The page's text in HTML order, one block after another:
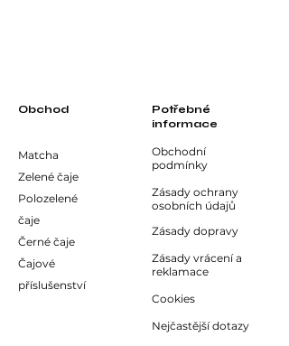
Obchod
Matcha
Zelené čaje
Polozelené
čaje
Černé čaje
Čajové
příslušenství
Potřebné
informace
Obchodní
podmínky
Zásady ochrany
osobních údajů
Zásady dopravy
Zásady vrácení a
reklamace
Cookies
Nejčastější dotazy